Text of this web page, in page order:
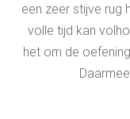
een zeer stijve rug
volle tijd kan
het om de